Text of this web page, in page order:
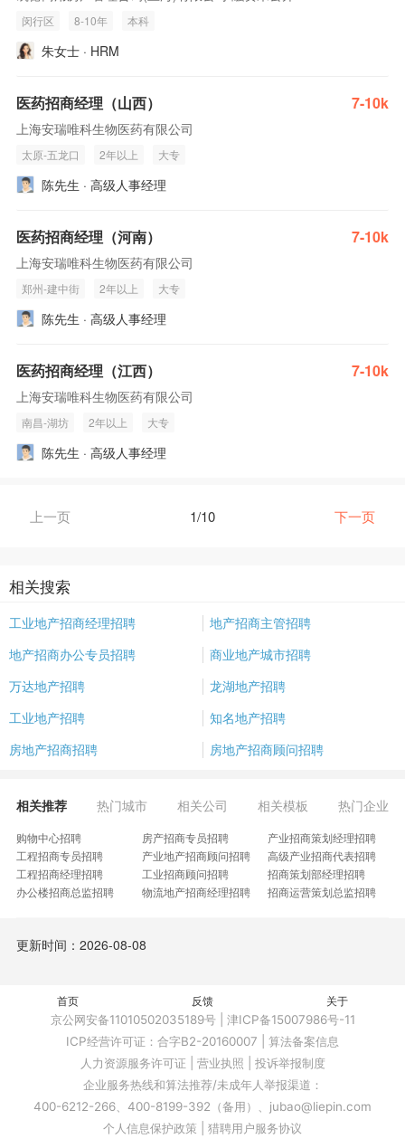
闵行区 8-10年 本科
朱女士 · HRM
医药招商经理（山西） 7-10k
上海安瑞唯科生物医药有限公司
太原-五龙口 2年以上 大专
陈先生 · 高级人事经理
医药招商经理（河南） 7-10k
上海安瑞唯科生物医药有限公司
郑州-建中街 2年以上 大专
陈先生 · 高级人事经理
医药招商经理（江西） 7-10k
上海安瑞唯科生物医药有限公司
南昌-湖坊 2年以上 大专
陈先生 · 高级人事经理
上一页 1/10 下一页
相关搜索
工业地产招商经理招聘
地产招商主管招聘
地产招商办公专员招聘
商业地产城市招聘
万达地产招聘
龙湖地产招聘
工业地产招聘
知名地产招聘
房地产招商招聘
房地产招商顾问招聘
相关推荐 热门城市 相关公司 相关模板 热门企业
购物中心招聘 房产招商专员招聘
产业招商策划经理招聘
工程招商专员招聘
产业地产招商顾问招聘
高级产业招商代表招聘
工程招商经理招聘
工业招商顾问招聘
招商策划部经理招聘
办公楼招商总监招聘
物流地产招商经理招聘
招商运营策划总监招聘
产业招商主任招聘
产业策划运营招聘
商业选址招商顾问招聘
数据中心招商总监招聘 招商高级专业经理招聘
更新时间：2026-08-08
首页 反馈 关于